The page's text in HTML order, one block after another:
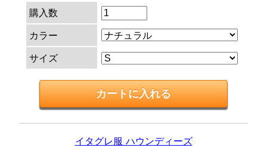
購入数
カラー
サイズ
イタグレ服 ハウンディーズ